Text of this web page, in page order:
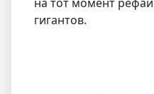
гигантов.